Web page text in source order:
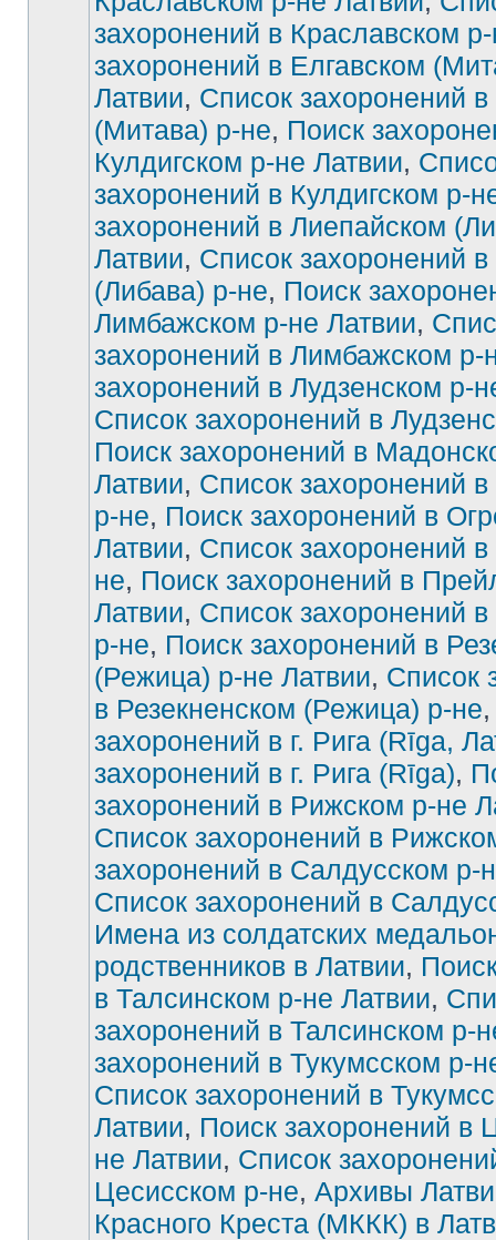
Нет
непрочитанных
сообщений
захоронений в Краславском
захоронений в Елгавском
Латвии, Список захоронений
(Митава) р-не, Поиск
Кулдигском р-не Латвии,
захоронений в Кулдигском р-
захоронений в Лиепайском
Латвии, Список захоронений
(Либава) р-не, Поиск
Лимбажском р-не Латвии,
захоронений в Лимбажском р-
захоронений в Лудзенском р-
Список захоронений в
Поиск захоронений в
Латвии, Список захоронений
р-не, Поиск захоронений в
Латвии, Список захоронений
не, Поиск захоронений в
Латвии, Список захоронений
р-не, Поиск захоронений в
(Режица) р-не Латвии, Список
в Резекненском (Режица) р-не
захоронений в г. Рига (Rīga,
захоронений в г. Рига (Rīga),
захоронений в Рижском р-не
Список захоронений в
захоронений в Салдусском р-
Список захоронений в
Имена из солдатских
родственников в Латвии,
в Талсинском р-не Латвии,
захоронений в Талсинском р-
захоронений в Тукумсском р-
Список захоронений в
Латвии, Поиск захоронений в
не Латвии, Список
Цесисском р-не, Архивы
Красного Креста (МККК) в